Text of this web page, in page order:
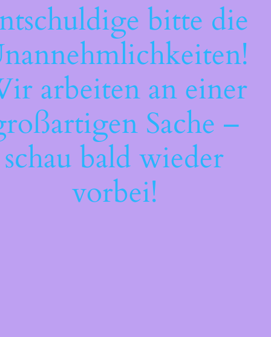
bitte die
arbeiten an einer
Sache –
schau bald wieder
vorbei!